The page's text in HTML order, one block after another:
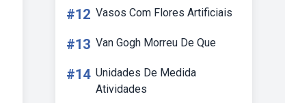
#12 Vasos Com Flores Artificiais
#13 Van Gogh Morreu De Que
#14 Unidades De Medida
Atividades